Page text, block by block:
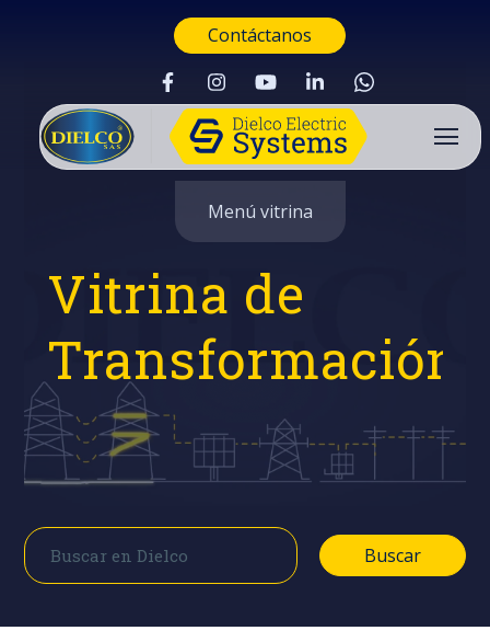
Contáctanos
Buscar
Menú vitrina
Vitrina de
Transformación
Buscar
Buscar